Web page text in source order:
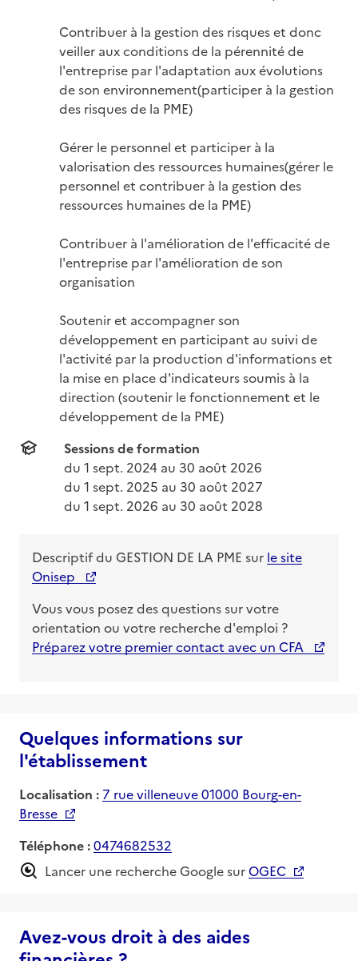
Contribuer à la gestion des risques et donc
veiller aux conditions de la pérennité de
l'entreprise par l'adaptation aux évolutions
de son environnement(participer à la gestion
des risques de la PME)
Gérer le personnel et participer à la
valorisation des ressources humaines(gérer le
personnel et contribuer à la gestion des
ressources humaines de la PME)
Contribuer à l'amélioration de l'efficacité de
l'entreprise par l'amélioration de son
organisation
Soutenir et accompagner son
développement en participant au suivi de
l'activité par la production d'informations et
la mise en place d'indicateurs soumis à la
direction (soutenir le fonctionnement et le
développement de la PME)
Sessions de formation
du 1 sept. 2024 au 30 août 2026
du 1 sept. 2025 au 30 août 2027
du 1 sept. 2026 au 30 août 2028
Descriptif du GESTION DE LA PME sur le site
Onisep
Vous vous posez des questions sur votre
orientation ou votre recherche d'emploi ?
Préparez votre premier contact avec un CFA
Quelques informations sur
l'établissement
Localisation : 7 rue villeneuve 01000 Bourg-en-
Bresse
Téléphone :0474682532
Lancer une recherche Google surOGEC
Avez-vous droit à des aides